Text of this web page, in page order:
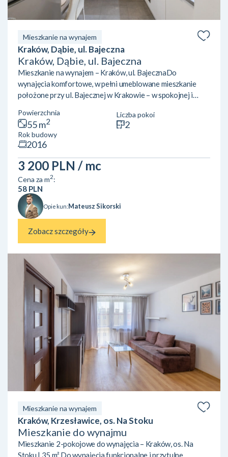
Mieszkanie na wynajem
Kraków, Dąbie, ul. Bajeczna
Kraków, Dąbie, ul. Bajeczna
Mieszkanie na wynajem – Kraków, ul. BajecznaDo
wynajęcia komfortowe, w pełni umeblowane mieszkanie
położone przy ul. Bajecznej w Krakowie – w spokojnej i
mieszkania:Mieszkanie znajduje się na 2. piętrze i składa się
z dwóch niezależnych pokoi, co czyni je idealnym zarówno
dla pary, jak i dla współlokatorów. Jasna, oddzielna kuchnia
jest w pełni wyposażona i zapewnia wygodę codziennego
użytkowania. Salon wyposażony jest w klimatyzacj...
Powierzchnia
55 m2
Liczba pokoi
2
Rok budowy
2016
3 200 PLN / mc
Cena za m2:
58 PLN
Opiekun:Mateusz Sikorski
Zobacz szczegóły
Mieszkanie na wynajem
Kraków, Krzesławice, os. Na Stoku
Mieszkanie do wynajmu
Mieszkanie 2-pokojowe do wynajęcia – Kraków, os. Na
Stoku | 35 m² Do wynajęcia funkcjonalne i przytulne